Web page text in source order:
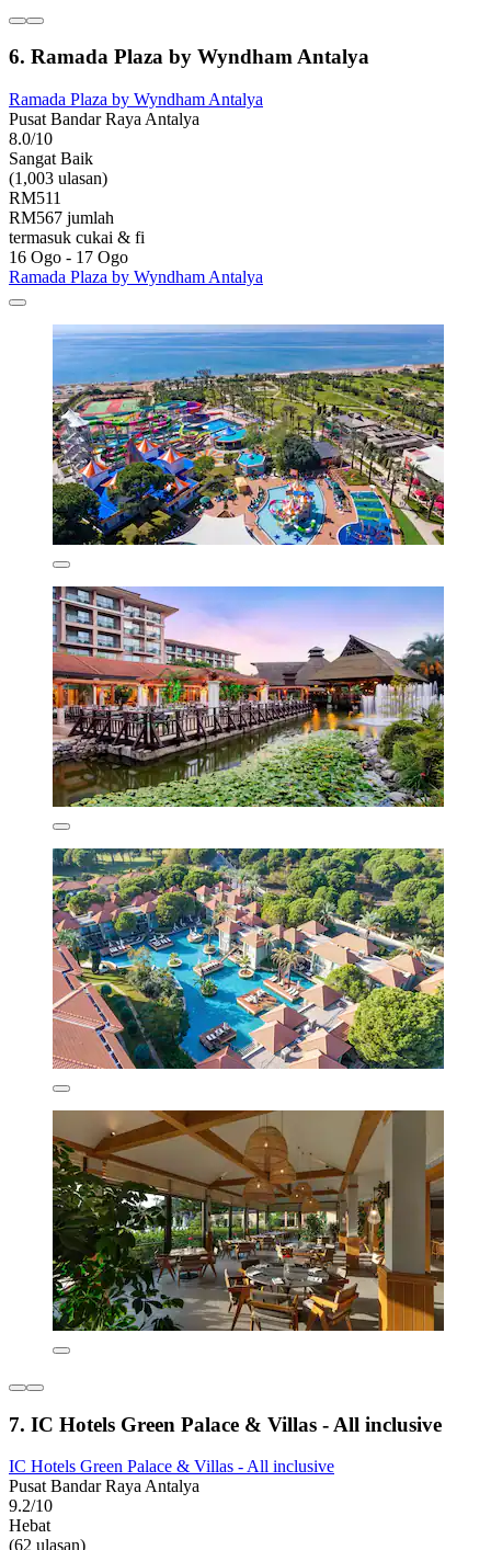
6. Ramada Plaza by Wyndham Antalya
Ramada Plaza by Wyndham Antalya
Pusat Bandar Raya Antalya
8.0/10
Sangat Baik
(1,003 ulasan)
RM511
RM567 jumlah
termasuk cukai & fi
16 Ogo - 17 Ogo
Ramada Plaza by Wyndham Antalya
7. IC Hotels Green Palace & Villas - All inclusive
IC Hotels Green Palace & Villas - All inclusive
Pusat Bandar Raya Antalya
9.2/10
Hebat
(62 ulasan)